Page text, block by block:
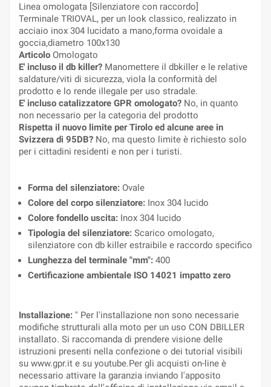
Linea omologata [Silenziatore con raccordo]
Terminale TRIOVAL, per un look classico, realizzato in
acciaio inox 304 lucidato a mano,forma ovoidale a
goccia,diametro 100x130
Articolo Omologato
E' incluso il db killer? Manomettere il dbkiller e le relative
saldature/viti di sicurezza, viola la conformità del
prodotto e lo rende illegale per uso stradale.
E' incluso catalizzatore GPR omologato? No, in quanto
non necessario per la categoria del prodotto
Rispetta il nuovo limite per Tirolo ed alcune aree in
Svizzera di 95DB? No, ma questo limite è richiesto solo
per i cittadini residenti e non per i turisti.
Forma del silenziatore: Ovale
Colore del corpo silenziatore: Inox 304 lucido
Colore fondello uscita: Inox 304 lucido
Tipologia del silenziatore: Scarico omologato,
silenziatore con db killer estraibile e raccordo specifico
Lunghezza del terminale "mm": 400
Certificazione ambientale ISO 14021 impatto zero
Installazione: " Per l'installazione non sono necessarie
modifiche strutturali alla moto per un uso CON DBILLER
installato. Si raccomanda di prendere visione delle
istruzioni presenti nella confezione o dei tutorial visibili
su www.gpr.it e su youtube.Per gli acquisti on-line è
necessario attivare la garanzia inviando l'apposito